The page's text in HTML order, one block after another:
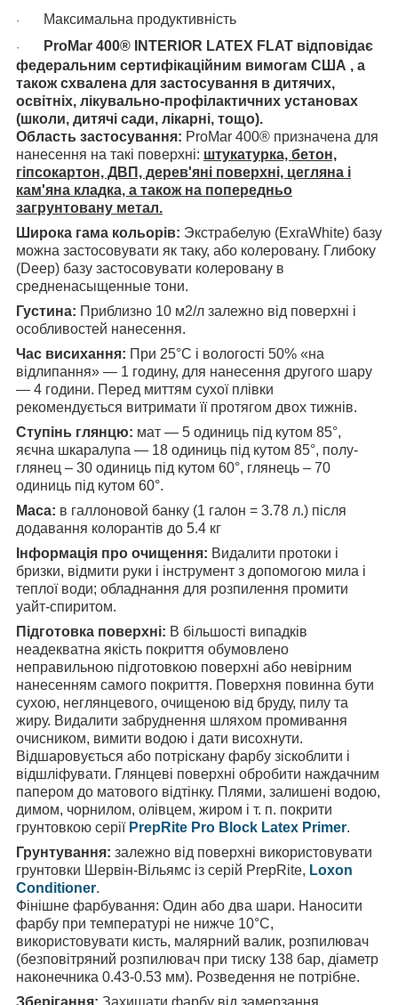
· Максимальна продуктивність
·
ProMar 400® INTERIOR LATEX FLAT відповідає
федеральним сертифікаційним вимогам США , а
також схвалена для застосування в дитячих,
освітніх, лікувально-профілактичних установах
(школи, дитячі сади, лікарні, тощо).
Область застосування: ProMar 400® призначена для
нанесення на такі поверхні: штукатурка, бетон,
гіпсокартон, ДВП, дерев'яні поверхні, цегляна і
кам'яна кладка, а також на попередньо
загрунтовану метал.
Широка гама кольорів: Экстрабелую (ExraWhite) базу
можна застосовувати як таку, або колеровану. Глибоку
(Deep) базу застосовувати колеровану в
средненасыщенные тони.
Густина: Приблизно 10 м2/л залежно від поверхні і
особливостей нанесення.
Час висихання: При 25°С і вологості 50% «на
відлипання» — 1 годину, для нанесення другого шару
— 4 години. Перед миттям сухої плівки
рекомендується витримати її протягом двох тижнів.
Ступінь глянцю: мат — 5 одиниць під кутом 85°,
яєчна шкаралупа — 18 одиниць під кутом 85°, полу-
глянец – 30 одиниць під кутом 60°, глянець – 70
одиниць під кутом 60°.
Маса: в галлоновой банку (1 галон = 3.78 л.) після
додавання колорантів до 5.4 кг
Інформація про очищення: Видалити протоки і
бризки, відмити руки і інструмент з допомогою мила і
теплої води; обладнання для розпилення промити
уайт-спиритом.
Підготовка поверхні: В більшості випадків
неадекватна якість покриття обумовлено
неправильною підготовкою поверхні або невірним
нанесенням самого покриття. Поверхня повинна бути
сухою, неглянцевого, очищеною від бруду, пилу та
жиру. Видалити забруднення шляхом промивання
очисником, вимити водою і дати висохнути.
Відшаровується або потріскану фарбу зіскоблити і
відшліфувати. Глянцеві поверхні обробити наждачним
папером до матового відтінку. Плями, залишені водою,
димом, чорнилом, олівцем, жиром і т. п. покрити
грунтовкою серії PrepRite Pro Block Latex Primer.
Грунтування: залежно від поверхні використовувати
грунтовки Шервін-Вільямс із серій PrepRite, Loxon
Conditioner.
Фінішне фарбування: Один або два шари. Наносити
фарбу при температурі не нижче 10°С,
використовувати кисть, малярний валик, розпилювач
(безповітряний розпилювач при тиску 138 бар, діаметр
наконечника 0.43-0.53 мм). Розведення не потрібне.
Зберігання: Захищати фарбу від замерзання.